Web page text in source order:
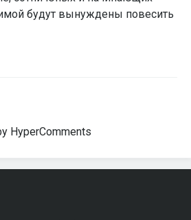
будут вынуждены повесить
HyperComments